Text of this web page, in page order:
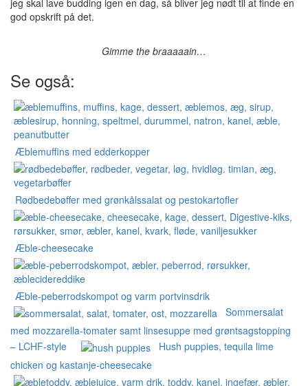
jeg skal lave budding igen en dag, så bliver jeg nødt til at finde en
god opskrift på det.
Gimme the braaaaain…
Se også:
Æblemuffins med edderkopper
Rødbedebøffer med grønkålssalat og pestokartofler
Æble-cheesecake
Æble-peberrodskompot og varm portvinsdrik
Sommersalat
med mozzarella-tomater samt linsesuppe med grøntsagstopping
– LCHF-style
Hush puppies, tequila lime
chicken og kastanje-cheesecake